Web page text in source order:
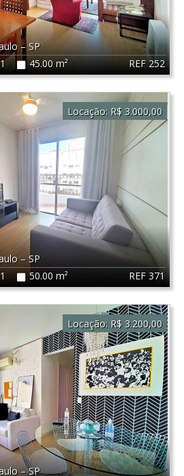
REF 252
–SP
1 45.00 m²
REF 371
–SP
1 50.00 m²
Locação: R$ 3.000,00
–SP
Locação: R$ 3.200,00